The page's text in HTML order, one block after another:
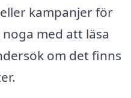
kampanjer för
med att läsa
om det finns